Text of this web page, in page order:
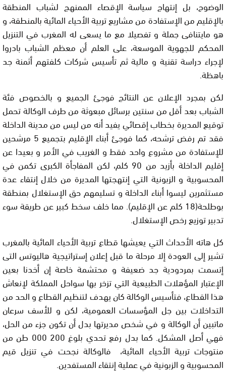
الوضوح، بل إنتهاج سياسة الإقصاء الممنهج لشباب المنطقة
بالإقليم من الإستفادة من مشاريع تربية الأحياء المائية بالمنطقة، و
هو مايتنافى جملة و تفصيلا مع ما يسعى له المغرب في التنزيل
المحكم للجهوية الموسعة، على العلم أن معظم الشباب بادروا
لإجراء دراسة تقنية و مالية ثم تأسيس شركات كلفتهم أثمنة جد
باهظة.
لكن بمجرد الإعلان عن النتائج فوجئ الجميع و بالخصوص فئة
الشباب بعد أقل من سنتين برسائل مبعوثة من طرف الوكالة تحمل
توقيع المديرة بخطاب إقصائي يفيد أنه من ليس من مدينة الداخلة
فقد تم رفض ترشحه، كما فوجئ أبناء الإقليم بتجميع 5 مرشحين
للإستفادة من مشروع واحد فقط و الغريب في الأمر و بعيدا عن
إقليم الداخلة بأزيد من 90 كلم، لكن المفاجأة الكبرى تكمن في
المحسوبية و الزبونية التي إنتهجتها المديرة من خلال إنتقاء عدة
مستثمرين ليسوا أبناء الداخلة و تسليمهم حق الإستغلال بمنطقة
بوطلحة(18 كلم عن الإقليم). مما خلف سخط كبير عن طريقة سوء
تدبير توزيع رخص الإستغلال.
كل هاته الأحداث التي يعيشها قطاع تربية الأحياء المائية بالمغرب
تشير إلى العودة إلا مرحلة ما قبل إعلان إستراتيجية هاليوتس التى
إتسمت بمردودية جد ضعيفة و محتشمة خاصة إن أخدنا بعين
الإعتبار المؤهلات الطبيعية التي تزخر بها سواحل المملكة لإنعاش
هذا القطاع، فتأسيس الوكالة كان يهدف لتنظيم القطاع و الحد من
التداخلات بين جل المؤسسات العمومية، لكن و للأسف سرعان
ماتبين أن الوكالة و في شخص مديرتها بدل أن تكون جزء من الحل،
فهي أصل المشكل. كما بدل رفع تحدي بلوغ 200 000 طن من
منتوجات تربية الأحياء المائية، فالوكالة نجحت في تنزيل قيم
المحسوبية و الزبونية في عملية إنتقاء المستفدين.